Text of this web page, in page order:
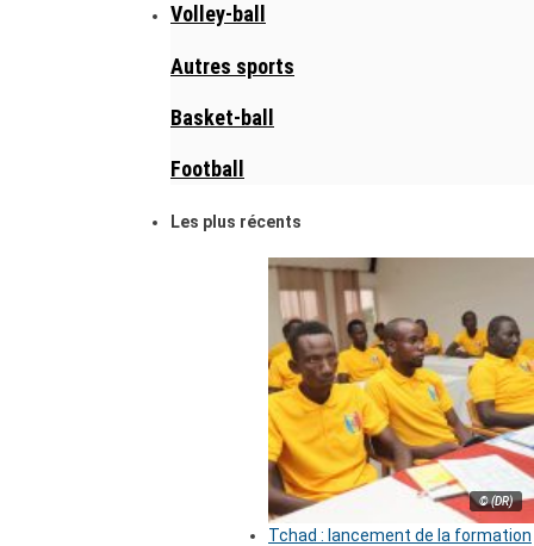
Volley-ball
Autres sports
Basket-ball
Football
Les plus récents
© (DR)
Tchad : lancement de la formation